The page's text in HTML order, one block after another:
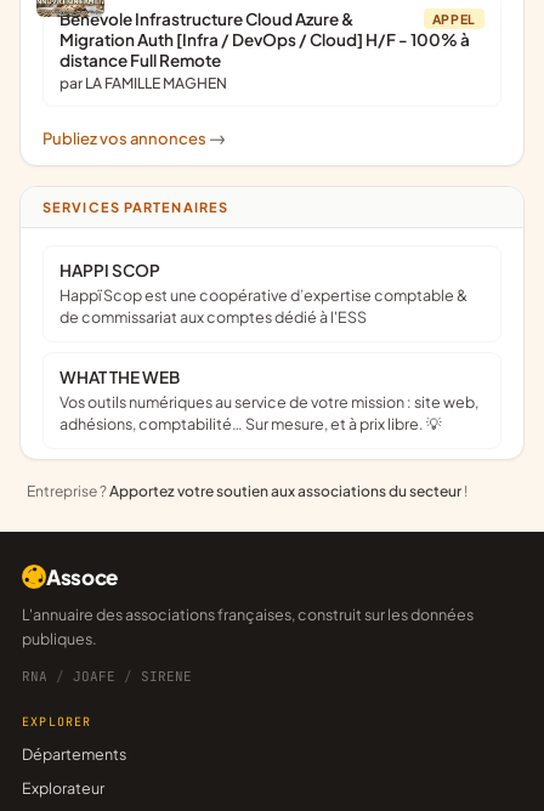
APPEL
Bénévole Infrastructure Cloud Azure &
Migration Auth [Infra / DevOps / Cloud] H/F - 100% à
distance Full Remote
par LA FAMILLE MAGHEN
Publiez vos annonces ->
SERVICES PARTENAIRES
HAPPI SCOP
Happï Scop est une coopérative d’expertise comptable &
de commissariat aux comptes dédié à l'ESS
WHAT THE WEB
Vos outils numériques au service de votre mission : site web,
adhésions, comptabilité… Sur mesure, et à prix libre. 💡
Entreprise ?Apportez votre soutien aux associations du secteur !
Assoce
L'annuaire des associations françaises, construit sur les données
publiques.
RNA / JOAFE / SIRENE
EXPLORER
Départements
Explorateur